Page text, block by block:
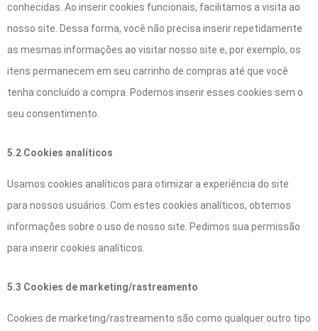
conhecidas. Ao inserir cookies funcionais, facilitamos a visita ao
nosso site. Dessa forma, você não precisa inserir repetidamente
as mesmas informações ao visitar nosso site e, por exemplo, os
itens permanecem em seu carrinho de compras até que você
tenha concluído a compra. Podemos inserir esses cookies sem o
seu consentimento.
5.2 Cookies analíticos
Usamos cookies analíticos para otimizar a experiência do site
para nossos usuários. Com estes cookies analíticos, obtemos
informações sobre o uso de nosso site. Pedimos sua permissão
para inserir cookies analíticos.
5.3 Cookies de marketing/rastreamento
Cookies de marketing/rastreamento são como qualquer outro tipo